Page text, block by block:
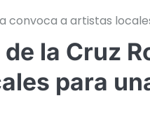
convoca a artistas
la Cruz
para